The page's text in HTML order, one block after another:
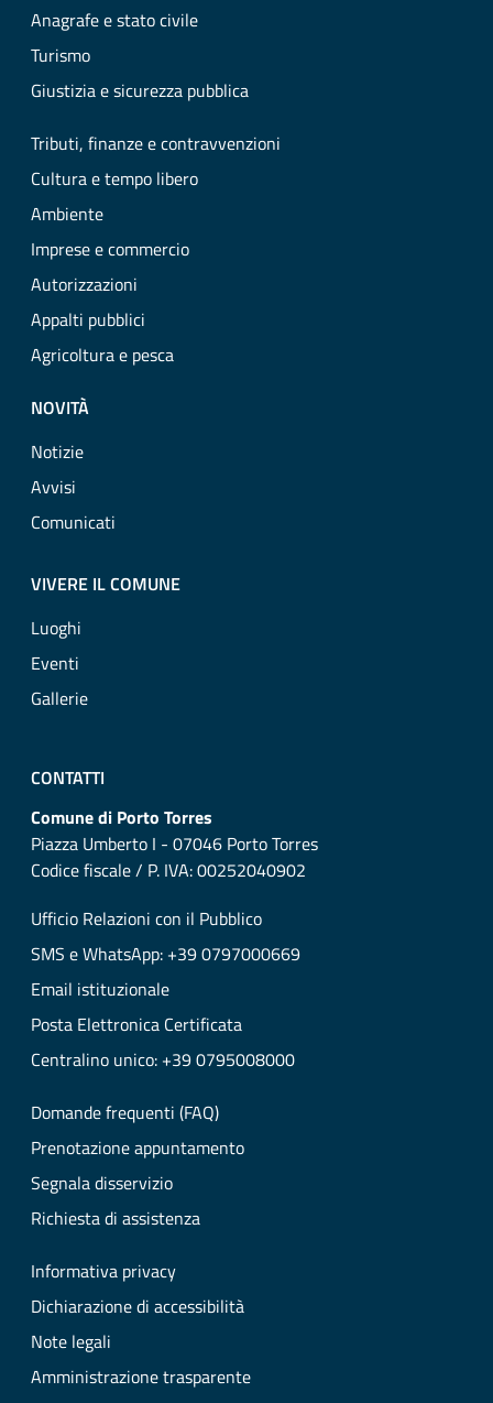
Anagrafe e stato civile
Turismo
Giustizia e sicurezza pubblica
Tributi, finanze e contravvenzioni
Cultura e tempo libero
Ambiente
Imprese e commercio
Autorizzazioni
Appalti pubblici
Agricoltura e pesca
NOVITÀ
Notizie
Avvisi
Comunicati
VIVERE IL COMUNE
Luoghi
Eventi
Gallerie
CONTATTI
Comune di Porto Torres
Piazza Umberto I - 07046 Porto Torres
Codice fiscale / P. IVA: 00252040902
Ufficio Relazioni con il Pubblico
SMS e WhatsApp: +39 0797000669
Email istituzionale
Posta Elettronica Certificata
Centralino unico: +39 0795008000
Domande frequenti (FAQ)
Prenotazione appuntamento
Segnala disservizio
Richiesta di assistenza
Informativa privacy
Dichiarazione di accessibilità
Note legali
Amministrazione trasparente